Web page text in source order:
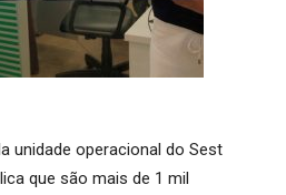
unidade operacional do Sest
que são mais de 1 mil